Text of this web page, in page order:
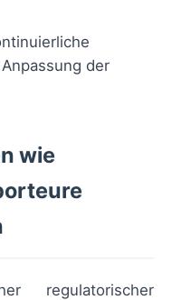
der
wie
regulatorischer